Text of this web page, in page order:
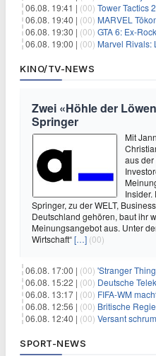
06.08. 19:41 | (00) Tower Tactics 2
06.08. 19:40 | (00) MARVEL
06.08. 19:30 | (00) GTA 6: Ex-Rockstar-
06.08. 19:00 | (00) Marvel Rivals:
KINO/TV-NEWS
Zwei «Höhle der
Springer
Mit
aus der
Insider.
Springer, zu der WELT,
Deutschland gehören, baut ihr
Meinungsangebot aus. Unter
Wirtschaft“[…] (00)
06.08. 17:00 | (00) 'Stranger Things'-Star David
06.08. 15:22 | (00) Deutsche
06.08. 13:17 | (00) FIFA-WM
06.08. 12:56 | (00) Britische
06.08. 12:40 | (00) Versant
SPORT-NEWS